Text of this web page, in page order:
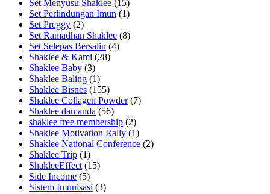
Set Menyusu Shaklee (15)
Set Perlindungan Imun (1)
Set Preggy (2)
Set Ramadhan Shaklee (8)
Set Selepas Bersalin (4)
Shaklee & Kami (28)
Shaklee Baby (3)
Shaklee Baling (1)
Shaklee Bisnes (155)
Shaklee Collagen Powder(7)
Shaklee dan anda (56)
shaklee free membership (2)
Shaklee Motivation Rally (1)
Shaklee National Conference (2)
Shaklee Trip (1)
ShakleeEffect (15)
Side Income (5)
Sistem Imunisasi (3)